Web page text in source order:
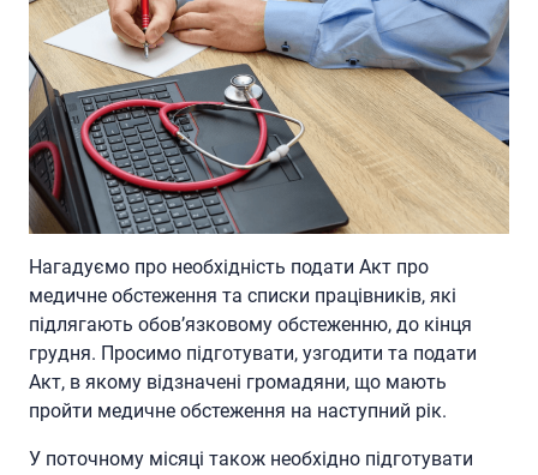
Нагадуємо про необхідність подати Акт про
медичне обстеження та списки працівників, які
підлягають обов’язковому обстеженню, до кінця
грудня. Просимо підготувати, узгодити та подати
Акт, в якому відзначені громадяни, що мають
пройти медичне обстеження на наступний рік.
У поточному місяці також необхідно підготувати